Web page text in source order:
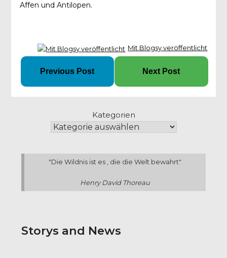
Affen und Antilopen.
Mit Blogsy veröffentlicht
Previous Post Next Post
Kategorien
"Die Wildnis ist es , die die Welt bewahrt"
Henry David Thoreau
Storys and News